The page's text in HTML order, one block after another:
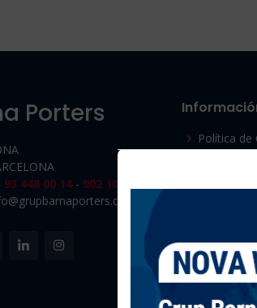
Porters
93 448 00 14 - 902 107 720
Política de